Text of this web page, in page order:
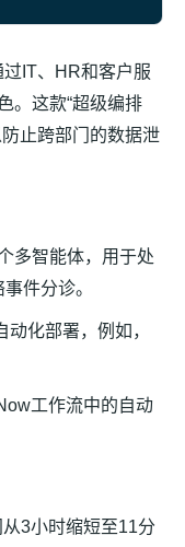
IT、HR和客户服
。这款“超级编排
止跨部门的数据泄
多智能体，用于处
件分诊。
动化部署，例如，
工作流中的自动
3小时缩短至11分